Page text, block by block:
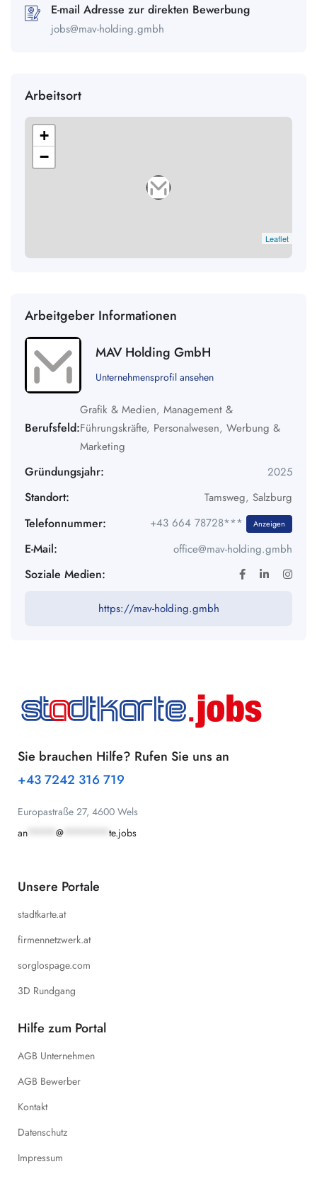
E-mail Adresse zur direkten Bewerbung
jobs@mav-holding.gmbh
Arbeitsort
+
−
Leaflet
Arbeitgeber Informationen
MAV Holding GmbH
Unternehmensprofil ansehen
Berufsfeld:
Grafik & Medien, Management &
Führungskräfte, Personalwesen, Werbung &
Marketing
Gründungsjahr: 2025
Standort: Tamsweg, Salzburg
Telefonnummer: +43 664 78728*** Anzeigen
E-Mail: office@mav-holding.gmbh
Soziale Medien:
https://mav-holding.gmbh
Sie brauchen Hilfe? Rufen Sie uns an
+43 7242 316 719
Europastraße 27, 4600 Wels
an
@ te.jobs
Unsere Portale
stadtkarte.at
firmennetzwerk.at
sorglospage.com
3D Rundgang
Hilfe zum Portal
AGB Unternehmen
AGB Bewerber
Kontakt
Datenschutz
Impressum